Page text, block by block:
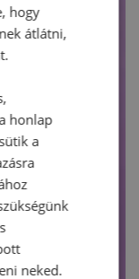
hogy
átlátni,
honlap
a
neked.